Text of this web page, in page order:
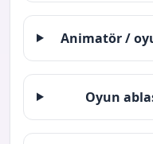
Animatör /
Oyun